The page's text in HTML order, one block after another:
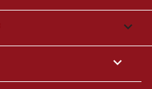
keyboard_arrow_down
